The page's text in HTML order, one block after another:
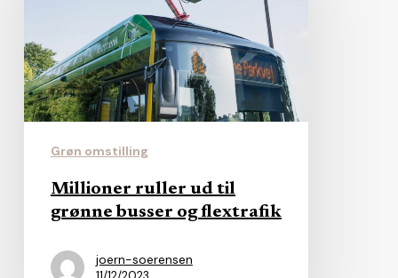
grønne
busser
og
flextrafik
Grøn omstilling
Millioner ruller ud til
grønne busser og flextrafik
joern-soerensen